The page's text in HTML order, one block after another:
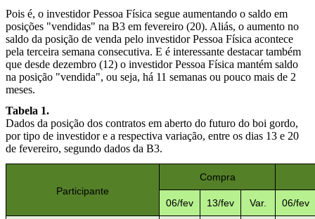
Pois é, o investidor Pessoa Física segue aumentando o saldo em
posições "vendidas" na B3 em fevereiro (20). Aliás, o aumento no
saldo da posição de venda pelo investidor Pessoa Física acontece
pela terceira semana consecutiva. E é interessante destacar também
que desde dezembro (12) o investidor Pessoa Física mantém saldo
na posição "vendida", ou seja, há 11 semanas ou pouco mais de 2
meses.
Tabela 1.
Dados da posição dos contratos em aberto do futuro do boi gordo,
por tipo de investidor e a respectiva variação, entre os dias 13 e 20
de fevereiro, segundo dados da B3.
Participante
Compra
06/fev 13/fev Var. 06/fev